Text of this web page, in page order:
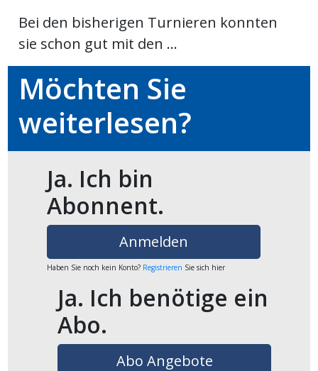
Bei den bisherigen Turnieren konnten
sie schon gut mit den ...
Möchten Sie
weiterlesen?
Ja. Ich bin
Abonnent.
Anmelden
Haben Sie noch kein Konto? Registrieren Sie sich hier
Ja. Ich benötige ein
Abo.
Abo Angebote